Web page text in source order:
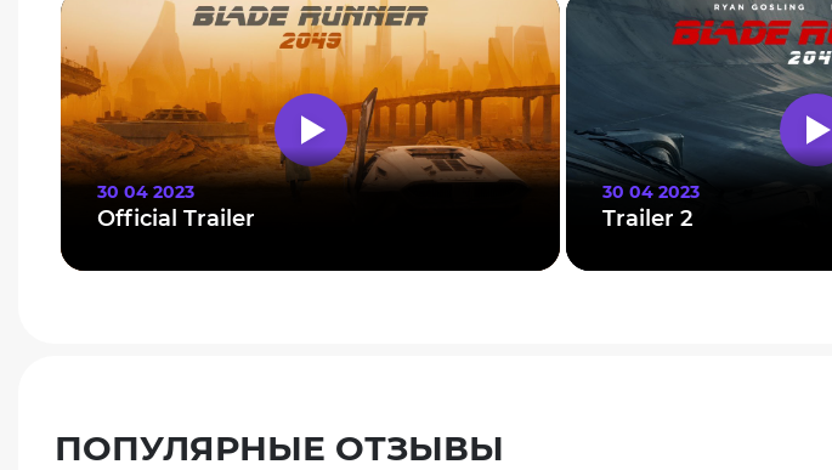
30 04 2023
Official Trailer
30 04 2023
Trailer 2
ПОПУЛЯРНЫЕ ОТЗЫВЫ